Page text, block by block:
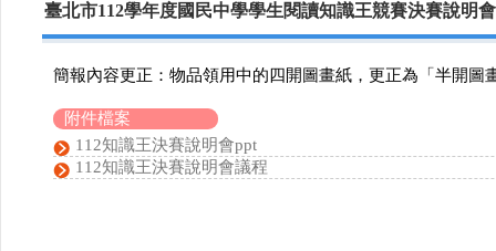
臺北市112學年度國民中學學生閱讀知識王競賽決賽說明會
簡報內容更正：物品領用中的四開圖畫紙，更正為「半開圖
附件檔案
112知識王決賽說明會ppt
112知識王決賽說明會議程